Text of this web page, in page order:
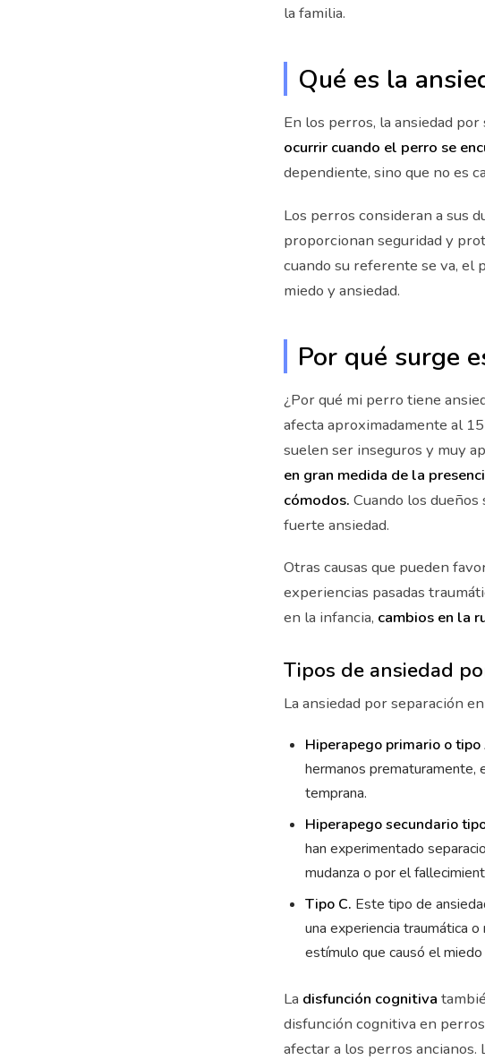
la familia.
Qué es la
En los perros, la ansiedad
ocurrir cuando el perro se
dependiente, sino que no es
Los perros consideran a sus
proporcionan seguridad y
cuando su referente se va,
miedo y ansiedad.
Por qué surge
¿Por qué mi perro tiene
afecta aproximadamente al
suelen ser inseguros y muy
en gran medida de la
cómodos. Cuando los
fuerte ansiedad.
Otras causas que pueden
experiencias pasadas
en la infancia, cambios en la
Tipos de ansiedad
La ansiedad por separación
Hiperapego primario o tipo
hermanos prematuramente,
temprana.
Hiperapego secundario
han experimentado
mudanza o por el
Tipo C. Este tipo de
una experiencia traumática
estímulo que causó el
La disfunción cognitiva
disfunción cognitiva en
afectar a los perros ancianos.